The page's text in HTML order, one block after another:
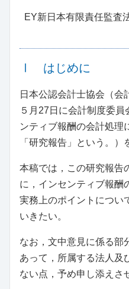
EY新日本有限責任監
Ⅰ はじめに
日本公認会計士協会（会
５月27日に会計制度委
ンティブ報酬の会計処理
「研究報告」という。）
本稿では，この研究報告
に，インセンティブ報酬
実務上のポイントについ
いきたい。
なお，文中意見に係る部
あって，所属する法人及
ない点，予め申し添えさ